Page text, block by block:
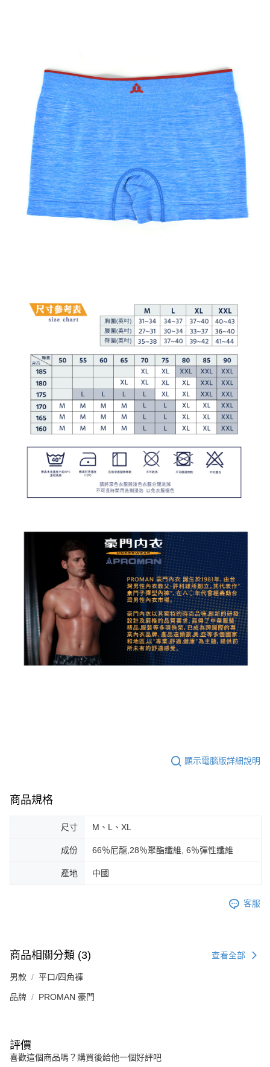
顯示電腦版詳細說明
商品規格
尺寸 M、L、XL
成份 66％尼龍,28％聚酯纖維, 6％彈性纖維
產地 中國
客服
商品相關分類 (3) 查看全部
男款 平口/四角褲
品牌 PROMAN 豪門
評價
喜歡這個商品嗎？購買後給他一個好評吧